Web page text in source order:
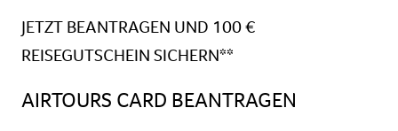
JETZT BEANTRAGEN UND 100 €
REISEGUTSCHEIN SICHERN**
AIRTOURS CARD BEANTRAGEN